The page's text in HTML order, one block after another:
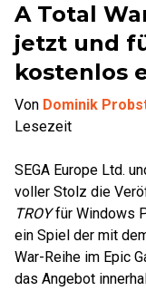
A Total
jetzt und
kostenlos
Von Dominik
Lesezeit
SEGA Europe Ltd.
voller Stolz die
TROYfür Windows
ein Spiel der mit
War-Reihe im Epic
das Angebot